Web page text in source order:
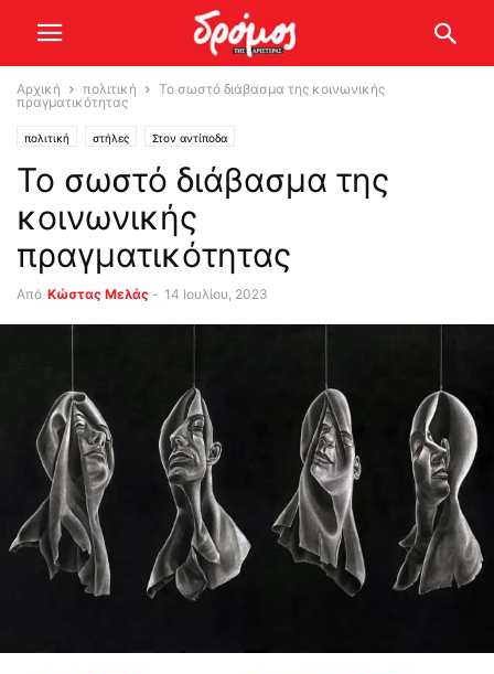
Αρχική πολιτική
Το σωστό διάβασμα της κοινωνικής
πραγματικότητας
πολιτική στήλες Στον αντίποδα
Το σωστό διάβασμα της
κοινωνικής
πραγματικότητας
Από Κώστας Μελάς - 14 Ιουλίου, 2023